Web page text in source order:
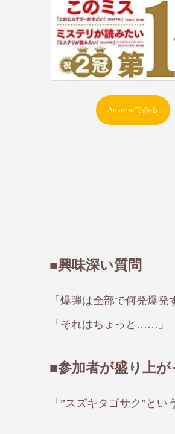
Amazonでみる
■興味深い質問
「爆弾は全部で何発爆発
「それはちょっと……」
■参加者が盛り上
「”スズキタゴサク”とい